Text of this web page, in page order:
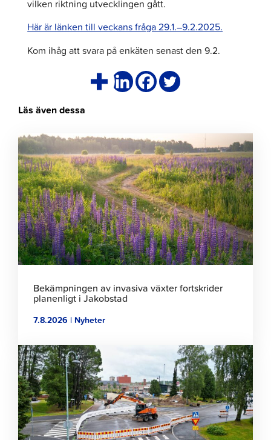
vilken riktning utvecklingen gått.
Här är länken till veckans fråga 29.1.–9.2.2025.
Kom ihåg att svara på enkäten senast den 9.2.
Läs även dessa
Klicka
för
att
läsa
artikeln
Bekämpningen av invasiva växter fortskrider
planenligt i Jakobstad
7.8.2026 | Nyheter
Klicka
för
att
läsa
artikeln